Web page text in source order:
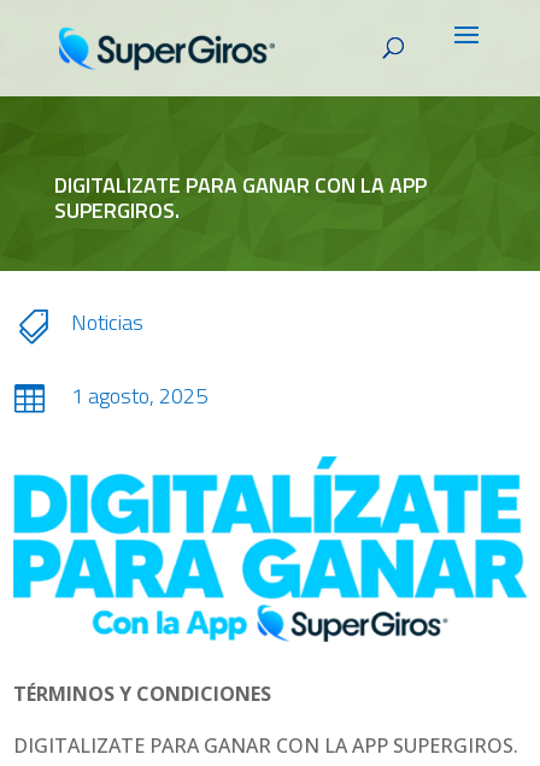
DIGITALIZATE PARA GANAR CON LA APP
SUPERGIROS.
 Noticias
 1 agosto, 2025
TÉRMINOS Y CONDICIONES
DIGITALIZATE PARA GANAR CON LA APP SUPERGIROS.